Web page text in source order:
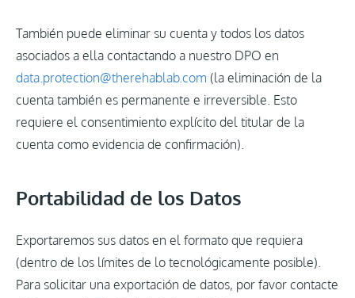
También puede eliminar su cuenta y todos los datos
asociados a ella contactando a nuestro DPO en
data.protection@therehablab.com (la eliminación de la
cuenta también es permanente e irreversible. Esto
requiere el consentimiento explícito del titular de la
cuenta como evidencia de confirmación).
Portabilidad de los Datos
Exportaremos sus datos en el formato que requiera
(dentro de los límites de lo tecnológicamente posible).
Para solicitar una exportación de datos, por favor contacte